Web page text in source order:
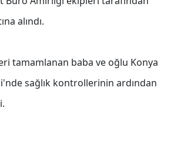
alındı.
tamamlanan baba ve oğlu Konya
sağlık kontrollerinin ardından